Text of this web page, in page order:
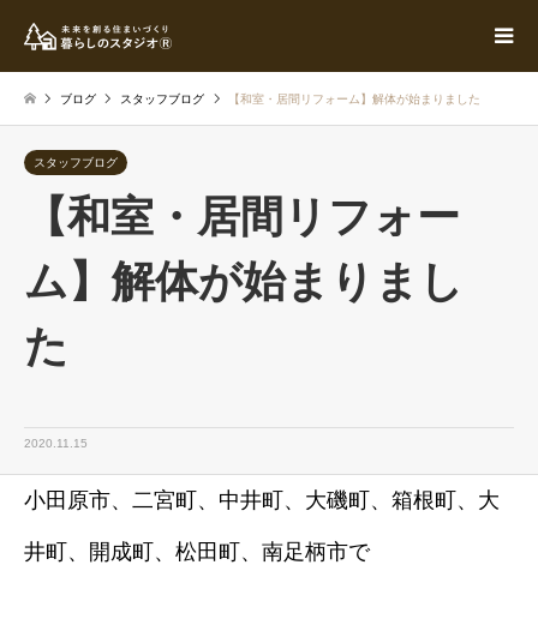
ブログ スタッフブログ 【和室・居間リフォーム】解体が始まりました
スタッフブログ
【和室・居間リフォー
ム】解体が始まりまし
た
2020.11.15
小田原市、二宮町、中井町、大磯町、箱根町、大
井町、開成町、松田町、南足柄市で